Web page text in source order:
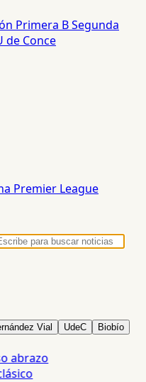
Primera BSegunda
de Conce
Premier League
Vial UdeC Biobío
abrazo